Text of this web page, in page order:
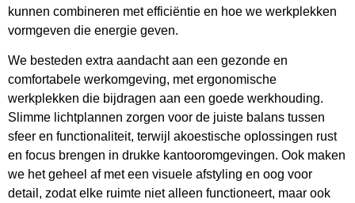
kunnen combineren met efficiëntie en hoe we werkplekken
vormgeven die energie geven.
We besteden extra aandacht aan een gezonde en
comfortabele werkomgeving, met ergonomische
werkplekken die bijdragen aan een goede werkhouding.
Slimme lichtplannen zorgen voor de juiste balans tussen
sfeer en functionaliteit, terwijl akoestische oplossingen rust
en focus brengen in drukke kantooromgevingen. Ook maken
we het geheel af met een visuele afstyling en oog voor
detail, zodat elke ruimte niet alleen functioneert, maar ook